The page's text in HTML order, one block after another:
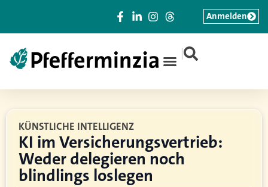
|
Anmelden
KÜNSTLICHE INTELLIGENZ
KI im Versicherungsvertrieb:
Weder delegieren noch
blindlings loslegen